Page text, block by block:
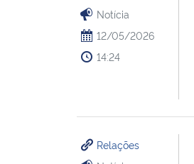
Notícia
12/05/2026
14:24
Relações